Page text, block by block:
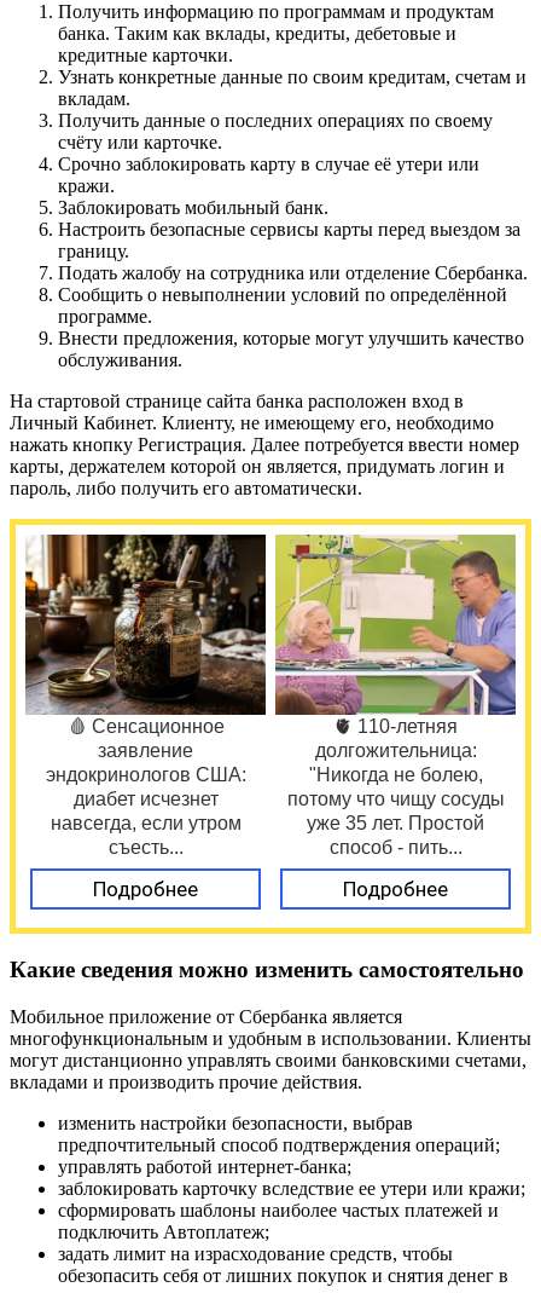
Получить информацию по программам и продуктам
банка. Таким как вклады, кредиты, дебетовые и
кредитные карточки.
Узнать конкретные данные по своим кредитам, счетам и
вкладам.
Получить данные о последних операциях по своему
счёту или карточке.
Срочно заблокировать карту в случае её утери или
кражи.
Заблокировать мобильный банк.
Настроить безопасные сервисы карты перед выездом за
границу.
Подать жалобу на сотрудника или отделение Сбербанка.
Сообщить о невыполнении условий по определённой
программе.
Внести предложения, которые могут улучшить качество
обслуживания.
На стартовой странице сайта банка расположен вход в
Личный Кабинет. Клиенту, не имеющему его, необходимо
нажать кнопку Регистрация. Далее потребуется ввести номер
карты, держателем которой он является, придумать логин и
пароль, либо получить его автоматически.
🩸 Сенсационное
заявление
эндокринологов США:
диабет исчезнет
навсегда, если утром
съесть...
Подробнее
🫀 110-летняя
долгожительница:
"Никогда не болею,
потому что чищу сосуды
уже 35 лет. Простой
способ - пить...
Подробнее
Какие сведения можно изменить самостоятельно
Мобильное приложение от Сбербанка является
многофункциональным и удобным в использовании. Клиенты
могут дистанционно управлять своими банковскими счетами,
вкладами и производить прочие действия.
изменить настройки безопасности, выбрав
предпочтительный способ подтверждения операций;
управлять работой интернет-банка;
заблокировать карточку вследствие ее утери или кражи;
сформировать шаблоны наиболее частых платежей и
подключить Автоплатеж;
задать лимит на израсходование средств, чтобы
обезопасить себя от лишних покупок и снятия денег в